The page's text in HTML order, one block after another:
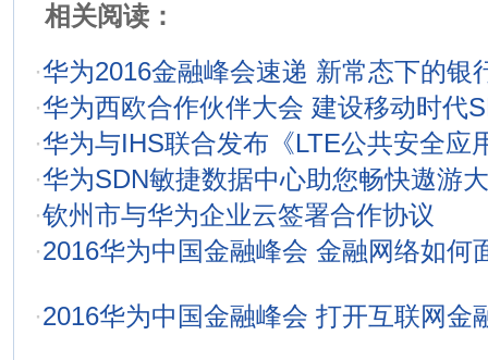
相关阅读：
·华为2016金融峰会速递 新常态下的银
·华为西欧合作伙伴大会 建设移动时代
·华为与IHS联合发布《LTE公共安全应
·华为SDN敏捷数据中心助您畅快遨游
·钦州市与华为企业云签署合作协议
·2016华为中国金融峰会 金融网络如何
·2016华为中国金融峰会 打开互联网金